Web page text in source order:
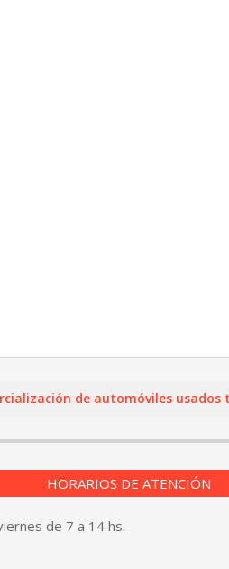
de automóviles usados
HORARIOS DE ATENCIÓN
de 7 a 14 hs.